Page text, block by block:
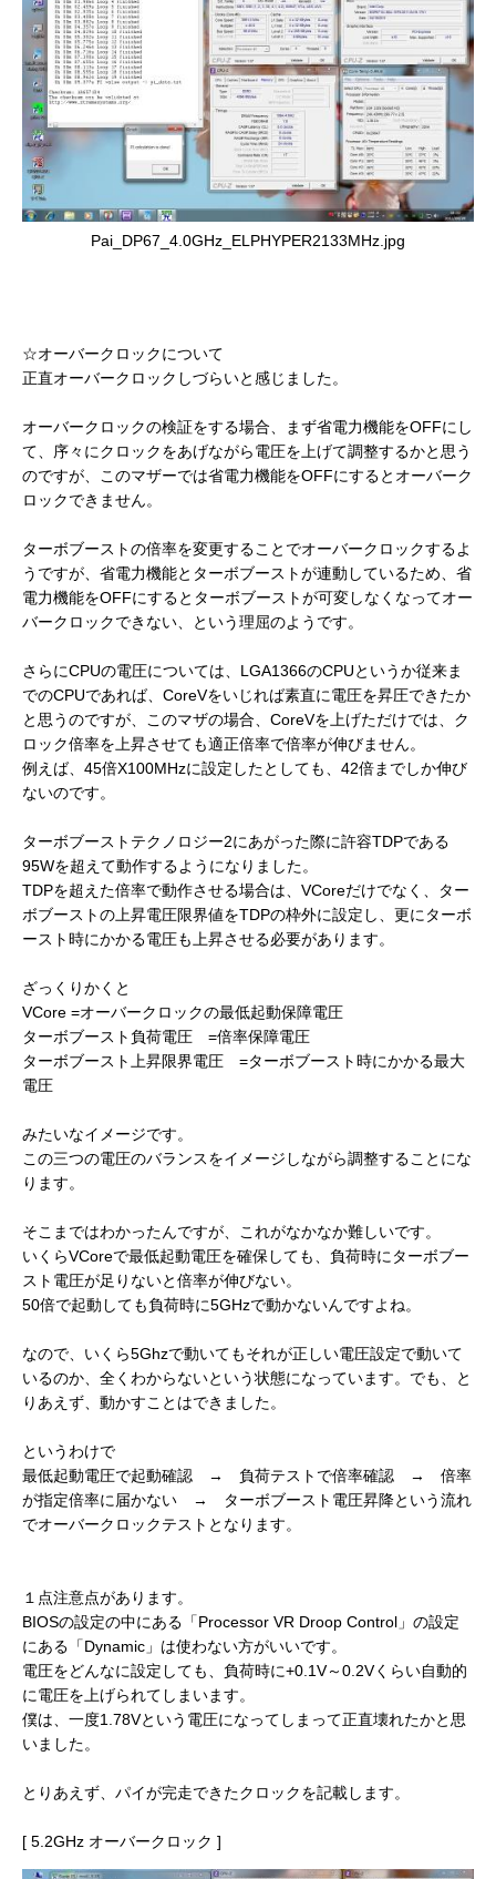
Pai_DP67_4.0GHz_ELPHYPER2133MHz.jpg
☆オーバークロックについて
正直オーバークロックしづらいと感じました。
オーバークロックの検証をする場合、まず省電力機能をOFFにし
て、序々にクロックをあげながら電圧を上げて調整するかと思う
のですが、このマザーでは省電力機能をOFFにするとオーバーク
ロックできません。
ターボブーストの倍率を変更することでオーバークロックするよ
うですが、省電力機能とターボブーストが連動しているため、省
電力機能をOFFにするとターボブーストが可変しなくなってオー
バークロックできない、という理屈のようです。
さらにCPUの電圧については、LGA1366のCPUというか従来ま
でのCPUであれば、CoreVをいじれば素直に電圧を昇圧できたか
と思うのですが、このマザの場合、CoreVを上げただけでは、ク
ロック倍率を上昇させても適正倍率で倍率が伸びません。
例えば、45倍X100MHzに設定したとしても、42倍までしか伸び
ないのです。
ターボブーストテクノロジー2にあがった際に許容TDPである
95Wを超えて動作するようになりました。
TDPを超えた倍率で動作させる場合は、VCoreだけでなく、ター
ボブーストの上昇電圧限界値をTDPの枠外に設定し、更にターボ
ースト時にかかる電圧も上昇させる必要があります。
ざっくりかくと
VCore =オーバークロックの最低起動保障電圧
ターボブースト負荷電圧 =倍率保障電圧
ターボブースト上昇限界電圧 =ターボブースト時にかかる最大
電圧
みたいなイメージです。
この三つの電圧のバランスをイメージしながら調整することにな
ります。
そこまではわかったんですが、これがなかなか難しいです。
いくらVCoreで最低起動電圧を確保しても、負荷時にターボブー
スト電圧が足りないと倍率が伸びない。
50倍で起動しても負荷時に5GHzで動かないんですよね。
なので、いくら5Ghzで動いてもそれが正しい電圧設定で動いて
いるのか、全くわからないという状態になっています。でも、と
りあえず、動かすことはできました。
というわけで
最低起動電圧で起動確認 → 負荷テストで倍率確認 → 倍率
が指定倍率に届かない → ターボブースト電圧昇降という流れ
でオーバークロックテストとなります。
１点注意点があります。
BIOSの設定の中にある「Processor VR Droop Control」の設定
にある「Dynamic」は使わない方がいいです。
電圧をどんなに設定しても、負荷時に+0.1V～0.2Vくらい自動的
に電圧を上げられてしまいます。
僕は、一度1.78Vという電圧になってしまって正直壊れたかと思
いました。
とりあえず、パイが完走できたクロックを記載します。
[ 5.2GHz オーバークロック ]